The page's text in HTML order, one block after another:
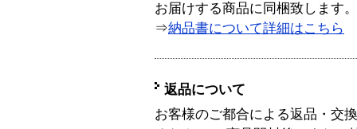
お届けする商品に同梱致します。
⇒納品書について詳細はこちら
返品について
お客様のご都合による返品・交